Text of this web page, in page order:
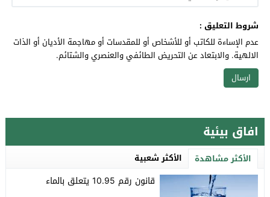
شروط التعليق :
عدم الإساءة للكاتب أو للأشخاص أو للمقدسات أو مهاجمة الأديان أو الذات
الالهية. والابتعاد عن التحريض الطائفي والعنصري والشتائم.
افاق بيئية
الأكثر مشاهدة الأكثر شعبية
قانون رقم 10.95 يتعلق بالماء